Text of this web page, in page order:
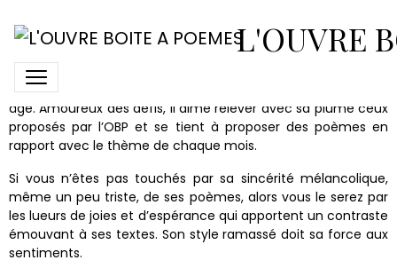
L'OUVRE
Yves Le Merrer
Inscrit à l’Ouvre Boîte à Poèmes depuis 2011, Yves Le Merrer
est néanmoins imprégné de la poésie depuis son plus jeune
âge. Amoureux des défis, il aime relever avec sa plume ceux
proposés par l’OBP et se tient à proposer des poèmes en
rapport avec le thème de chaque mois.
Si vous n’êtes pas touchés par sa sincérité mélancolique,
même un peu triste, de ses poèmes, alors vous le serez par
les lueurs de joies et d’espérance qui apportent un contraste
émouvant à ses textes. Son style ramassé doit sa force aux
sentiments.